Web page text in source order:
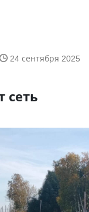
24 сентября 2025
сеть